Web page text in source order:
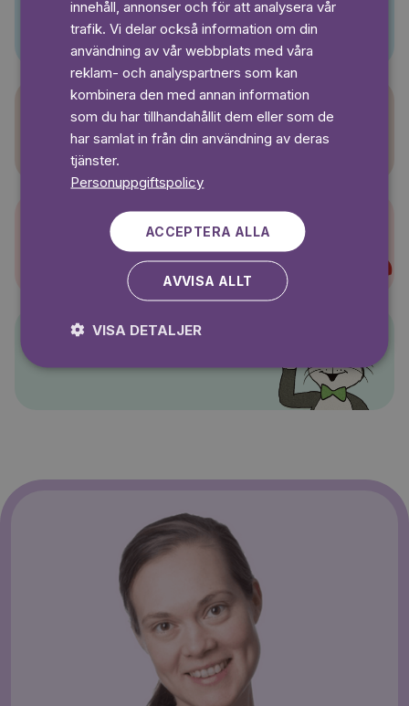
Sagasagor
Super-Charlie
innehåll, annonser och för att analysera vår
trafik. Vi delar också information om din
användning av vår webbplats med våra
reklam- och analyspartners som kan
kombinera den med annan information
som du har tillhandahållit dem eller som de
har samlat in från din användning av deras
tjänster.
Personuppgiftspolicy
ACCEPTERA ALLA
AVVISA ALLT
VISA DETALJER